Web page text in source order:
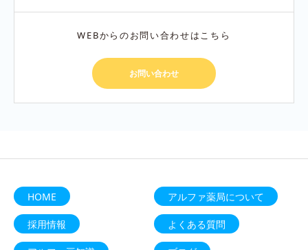
WEBからのお問い合わせはこちら
お問い合わせ
HOME アルファ薬局について
採用情報 よくある質問